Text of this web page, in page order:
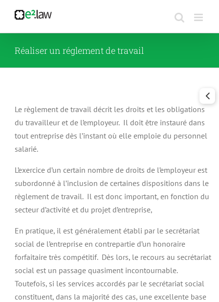
contenu
Réaliser un réglement de travail
Le règlement de travail décrit les droits et les obligations
du travailleur et de l’employeur. Il doit être instauré dans
tout entreprise dès l’instant où elle emploie du personnel
salarié.
L’exercice d’un certain nombre de droits de l’employeur est
subordonné à l’inclusion de certaines dispositions dans le
règlement de travail. Il est donc important, en fonction du
secteur d’activité et du projet d’entreprise,
En pratique, il est généralement établi par le secrétariat
social de l’entreprise en contrepartie d’un honoraire
forfaitaire très compétitif. Dès lors, le recours au secrétariat
social est un passage quasiment incontournable.
Toutefois, si les services accordés par le secrétariat social
constituent, dans la majorité des cas, une excellente base